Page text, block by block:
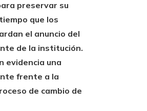
preservar su
que los
el anuncio del
de la institución.
evidencia una
frente a la
de cambio de